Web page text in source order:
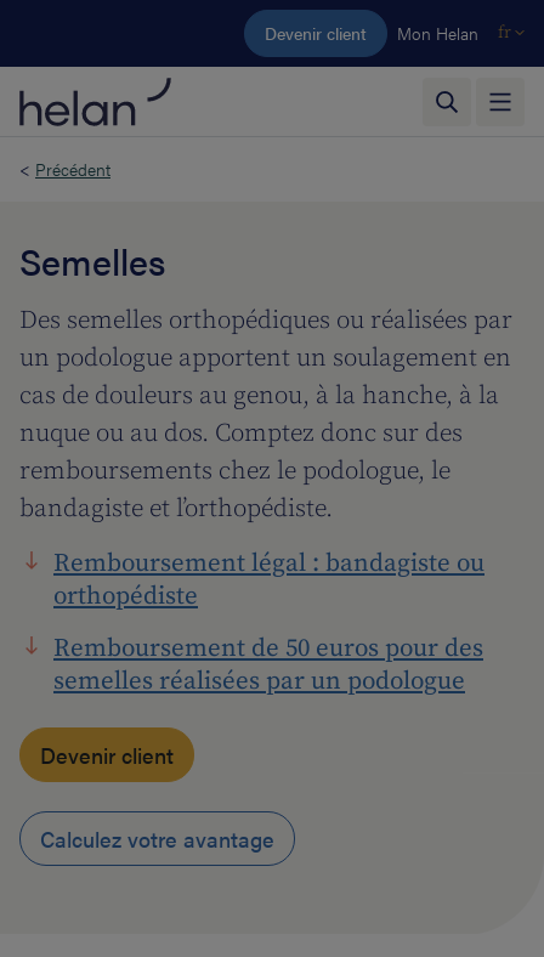
Aller au contenu principal
Devenir client Mon Helan fr
< Précédent
Semelles
Des semelles orthopédiques ou réalisées par
un podologue apportent un soulagement en
cas de douleurs au genou, à la hanche, à la
nuque ou au dos. Comptez donc sur des
remboursements chez le podologue, le
bandagiste et l’orthopédiste.
Remboursement légal : bandagiste ou
orthopédiste
Remboursement de 50 euros pour des
semelles réalisées par un podologue
Devenir client
Calculez votre avantage